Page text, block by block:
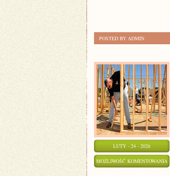
POSTED BY ADMIN
LUTY - 24 - 2026
MOŻLIWOŚĆ KOMENTOWANIA